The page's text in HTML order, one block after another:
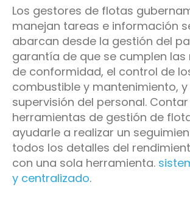
Los gestores de flotas
manejan tareas e información
abarcan desde la gestión del
garantía de que se cumplen las
de conformidad, el control de
combustible y mantenimiento, y
supervisión del personal.
herramientas de gestión de
ayudarle a realizar un
todos los detalles del
con una sola herramienta.
y centralizado.